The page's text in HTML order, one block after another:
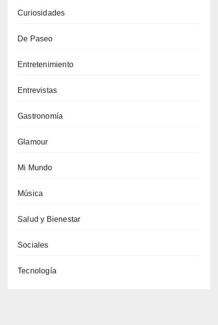
Curiosidades
De Paseo
Entretenimiento
Entrevistas
Gastronomía
Glamour
Mi Mundo
Música
Salud y Bienestar
Sociales
Tecnología